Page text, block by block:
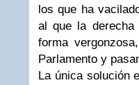
los que ha
al que la
forma
Parlamento y
La única solución